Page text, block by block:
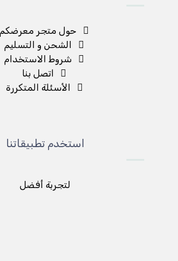
حول متجر معرضكم
الشحن و التسليم
شروط الاستخدام
اتصل بنا
الأسئلة المتكررة
استخدم تطبيقاتنا
لتجربة أفضل